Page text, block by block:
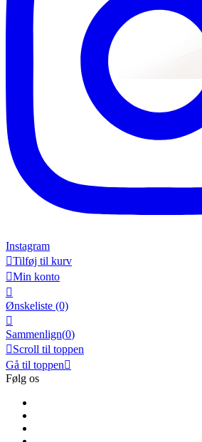
Instagram
Tilføj til kurv
Min konto

Ønskeliste (0)

Sammenlign(0)
Scroll til toppen
Gå til toppen
Følg os